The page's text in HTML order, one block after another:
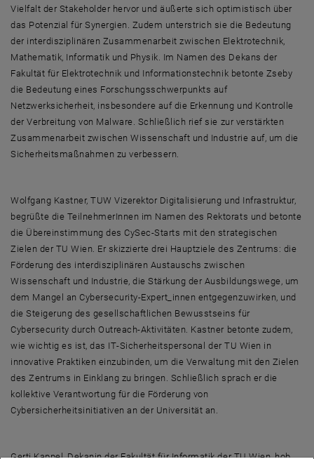
Vielfalt der Stakeholder hervor und äußerte sich optimistisch über
das Potenzial für Synergien. Zudem unterstrich sie die Bedeutung
der interdisziplinären Zusammenarbeit zwischen Elektrotechnik,
Mathematik, Informatik und Physik. Im Namen des Dekans der
Fakultät für Elektrotechnik und Informationstechnik betonte Zseby
die Bedeutung eines Forschungsschwerpunkts auf
Netzwerksicherheit, insbesondere auf die Erkennung und Kontrolle
der Verbreitung von Malware . Schließlich rief sie zur verstärkten
Zusammenarbeit zwischen Wissenschaft und Industrie auf, um die
Sicherheitsmaßnahmen zu verbessern.
Wolfgang Kastner, TUW Vizerektor Digitalisierung und Infrastruktur,
begrüßte die TeilnehmerInnen im Namen des Rektorats und betonte
die Übereinstimmung des CySec-Starts mit den strategischen
Zielen der TU Wien. Er skizzierte drei Hauptziele des Zentrums: die
Förderung des interdisziplinären Austauschs zwischen
Wissenschaft und Industrie, die Stärkung der Ausbildungswege, um
dem Mangel an Cybersecurity-Expert_innen entgegenzuwirken, und
die Steigerung des gesellschaftlichen Bewusstseins für
Cybersecurity durchOutreach-Aktivitäten. Kastner betonte zudem,
wie wichtig es ist, das IT-Sicherheitspersonal der TU Wien in
innovative Praktiken einzubinden, um die Verwaltung mit den Zielen
des Zentrums in Einklang zu bringen. Schließlich sprach er die
kollektive Verantwortung für die Förderung von
Cybersicherheitsinitiativen an der Universität an.
Gerti Kappel, Dekanin der Fakultät für Informatik der TU Wien, hob